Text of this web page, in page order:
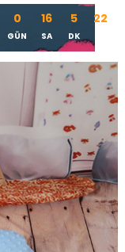
0
GÜN
16
SA
5
DK
21